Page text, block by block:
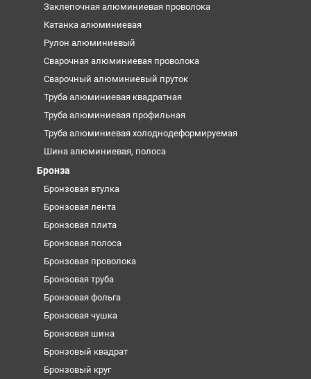
Заклепочная алюминиевая проволока
Катанка алюминиевая
Рулон алюминиевый
Сварочная алюминиевая проволока
Сварочный алюминиевый пруток
Труба алюминиевая квадратная
Труба алюминиевая профильная
Труба алюминиевая холоднодеформируемая
Шина алюминиевая, полоса
Бронза
Бронзовая втулка
Бронзовая лента
Бронзовая плита
Бронзовая полоса
Бронзовая проволока
Бронзовая труба
Бронзовая фольга
Бронзовая чушка
Бронзовая шина
Бронзовый квадрат
Бронзовый круг